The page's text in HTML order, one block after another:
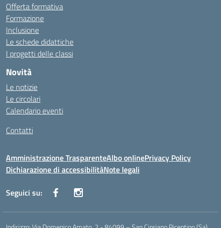
Offerta formativa
Formazione
Inclusione
Le schede didattiche
I progetti delle classi
Novità
Le notizie
Le circolari
Calendario eventi
Contatti
Amministrazione TrasparenteAlbo onlinePrivacy Policy
Dichiarazione di accessibilitàNote legali
Seguici su: